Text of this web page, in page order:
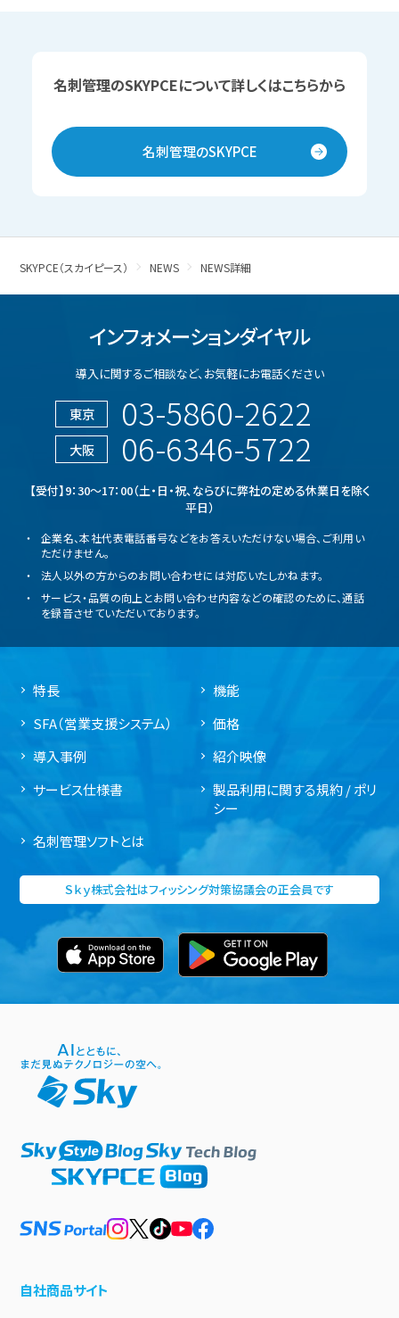
名刺管理のSKYPCEについて詳しくはこちらから
名刺管理のSKYPCE
SKYPCE（スカイピース） NEWS NEWS詳細
インフォメーションダイヤル
導入に関するご相談など、お気軽にお電話ください
東京 03-5860-2622
大阪 06-6346-5722
【受付】9：30～17：00（土・日・祝、ならびに弊社の定める休業日を除く
平日）
企業名、本社代表電話番号などをお答えいただけない場合、ご利用い
ただけません。
法人以外の方からのお問い合わせには対応いたしかねます。
サービス・品質の向上とお問い合わせ内容などの確認のために、通話
を録音させていただいております。
特長
機能
SFA（営業支援システム）
価格
導入事例
紹介映像
サービス仕様書
製品利用に関する規約 / ポリ
シー
名刺管理ソフトとは
Ｓｋｙ株式会社はフィッシング対策協議会の正会員です
自社商品サイト